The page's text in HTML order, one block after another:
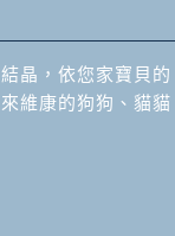
晶，依您家寶貝的
維康的狗狗、貓貓